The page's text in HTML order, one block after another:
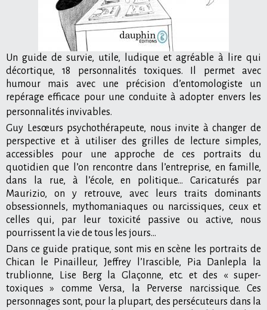
Un guide de survie, utile, ludique et agréable à lire qui
décortique, 18 personnalités toxiques. Il permet avec
humour mais avec une précision d’entomologiste un
repérage efficace pour une conduite à adopter envers les
personnalités invivables.
Guy Lesœurs psychothérapeute, nous invite à changer de
perspective et à utiliser des grilles de lecture simples,
accessibles pour une approche de ces portraits du
quotidien que l’on rencontre dans l’entreprise, en famille,
dans la rue, à l’école, en politique... Caricaturés par
Maurizio, on y retrouve, avec leurs traits dominants
obsessionnels, mythomaniaques ou narcissiques, ceux et
celles qui, par leur toxicité passive ou active, nous
pourrissent la vie de tous les jours...
Dans ce guide pratique, sont mis en scène les portraits de
Chican le Pinailleur, Jeffrey l’Irascible, Pia Danlepla la
trublionne, Lise Berg la Glaçonne, etc. et des « super-
toxiques » comme Versa, la Perverse narcissique. Ces
personnages sont, pour la plupart, des persécuteurs dans la